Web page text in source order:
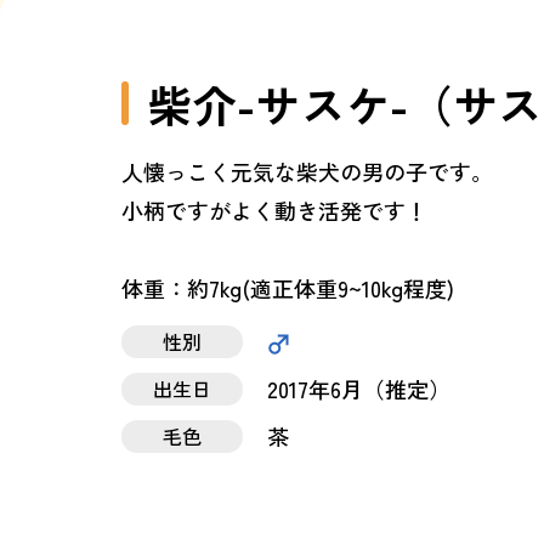
柴介-サスケ-（サ
人懐っこく元気な柴犬の男の子です。
小柄ですがよく動き活発です！
体重：約7kg(適正体重9~10kg程度)
性別
出生日
2017年6月（推定）
毛色 茶